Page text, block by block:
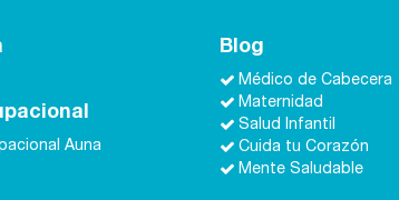
Auna
Blog
Médico de Cabecera
Maternidad
Salud Infantil
Cuida tu Corazón
Mente Saludable